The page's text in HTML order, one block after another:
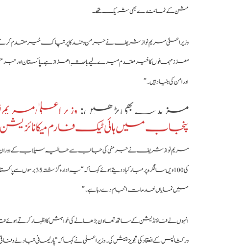
مشن کے نمائندے بھی شریک تھے۔
وزیراعلیٰ مریم نواز شریف نے جرمن وفد کا پرتپاک خیرمقدم کرتے
معزز مہمانوں کا خیرمقدم میرے لیے باعثِ اعزاز ہے۔ پاکستان اور جرمنی
اور امن کی بنیاد ہیں۔”
مزید یہ بھی پڑھیں :وزیراعلیٰ مریم
پنجاب میں ہائی ٹیک فارم میکانائزیشن
مریم نواز شریف نے جرمنی کی جانب سے حالیہ سیلاب کے دوران
کی 100 ویں سالگرہ پر
میں نمایاں خدمات انجام دے رہا ہے۔”
انہوں نے فاؤنڈیشن کے ساتھ تعاون بڑھانے کی خواہش کا اظہار کرتے ہوئے
ورکشاپس کے انعقاد کی تجویز پیش کی۔ وزیراعلیٰ نے کہا کہ “پارلیمانی تبادلے